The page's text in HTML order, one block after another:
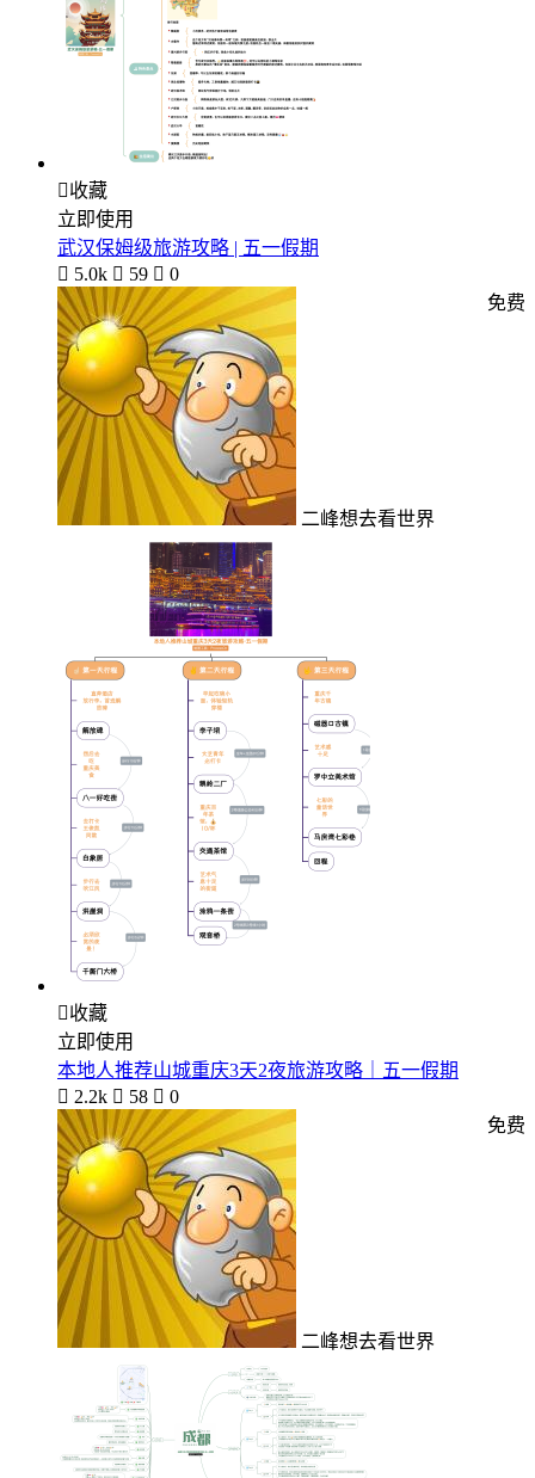
收藏
立即使用
武汉保姆级旅游攻略 | 五一假期
 5.0k  59  0
二峰想去看世界
免费
收藏
立即使用
本地人推荐山城重庆3天2夜旅游攻略｜五一假期
 2.2k  58  0
二峰想去看世界
免费